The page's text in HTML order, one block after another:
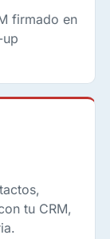
firmado en
tu CRM,